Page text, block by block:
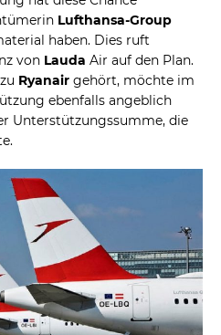
Lufthansa-Group
haben. Dies ruft
von Lauda Air auf den Plan.
Ryanair gehört, möchte im
ebenfalls angeblich
Unterstützungssumme, die